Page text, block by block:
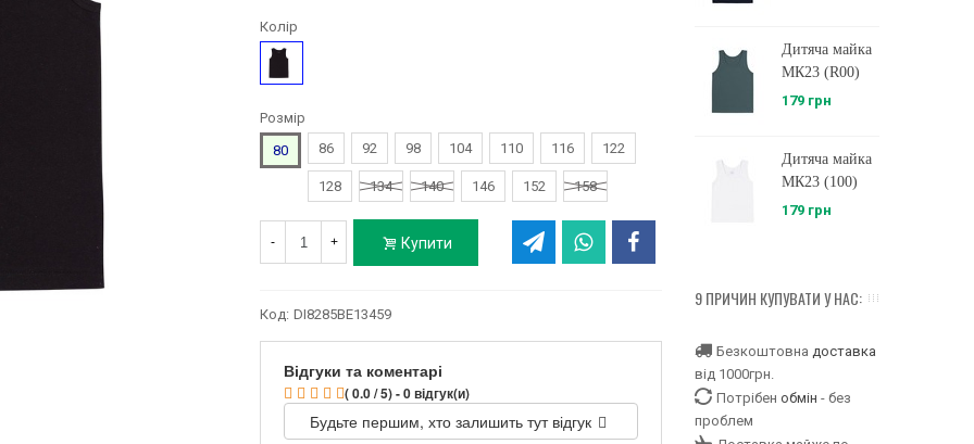
Колір
Чорний
Розмір
80
86 92 98 104 110 116 122
128 134 140 146 152 158
- + Купити
Код: DI8285BE13459
Відгуки та коментарі
( 0.0 / 5) - 0 відгук(и)
Будьте першим, хто залишить тут відгук
Дитяча майка
МК23 (R00)
179 грн
Дитяча майка
МК23 (100)
179 грн
9 ПРИЧИН КУПУВАТИ У НАС:
Безкоштовна доставка
від 1000грн.
Потрібен обмін - без
проблем